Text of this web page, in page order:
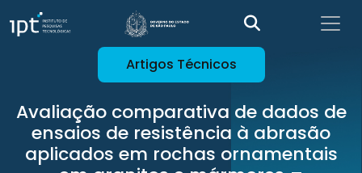
Artigos Técnicos
Avaliação comparativa de dados de
ensaios de resistência à abrasão
aplicados em rochas ornamentais